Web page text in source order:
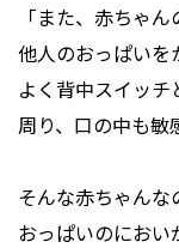
「また、赤ちゃ
他人のおっぱいを
よく背中スイッ
周り、口の中も敏
そんな赤ちゃん
おっぱいのにおい